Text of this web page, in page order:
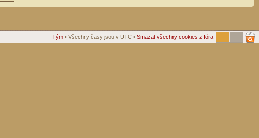
Tým • Všechny časy jsou v UTC • Smazat všechny cookies z fóra